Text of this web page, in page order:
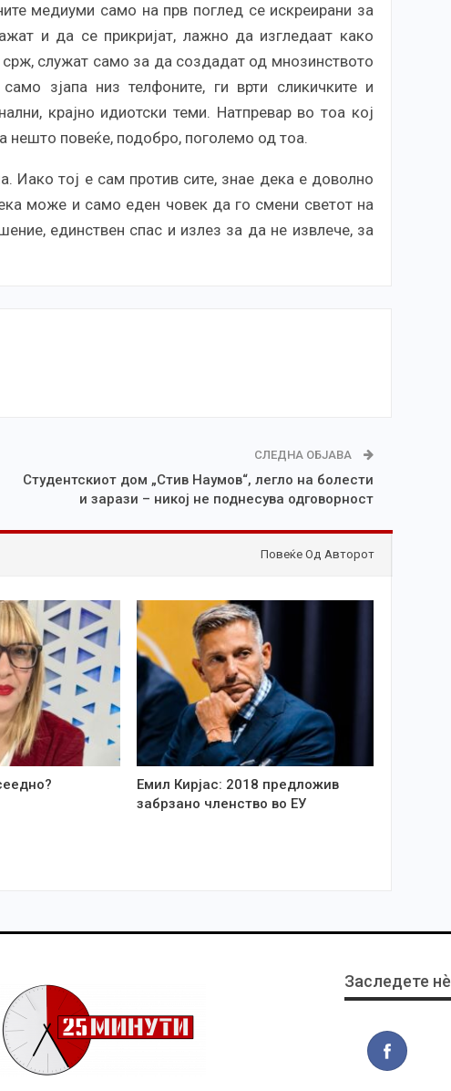
медиуми само на прв поглед се искреирани за
и да се прикријат, лажно да изгледаат како
служат само за да создадат од мнозинството
зјапа низ телфоните, ги врти сликичките и
крајно идиотски теми. Натпревар во тоа кој
нешто повеќе, подобро, поголемо од тоа.
Иако тој е сам против сите, знае дека е доволно
може и само еден човек да го смени светот на
единствен спас и излез за да не извлече, за
СЛЕДНА ОБЈАВА
Студентскиот дом „Стив Наумов“, легло на болести
и зарази – никој не поднесува одговорност
Повеќе Од Авторот
Емил Кирјас: 2018 предложив
забрзано членство во ЕУ
Заследете нѐ